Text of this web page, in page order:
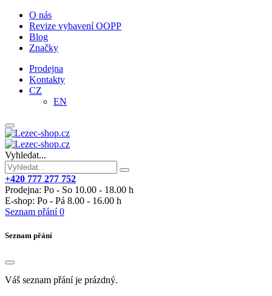
O nás
Revize vybavení OOPP
Blog
Značky
Prodejna
Kontakty
CZ
EN
Vyhledat...
+420 777 277 752
Prodejna: Po - So 10.00 - 18.00 h
E-shop: Po - Pá 8.00 - 16.00 h
Seznam přání 0
Seznam přání
Váš seznam přání je prázdný.